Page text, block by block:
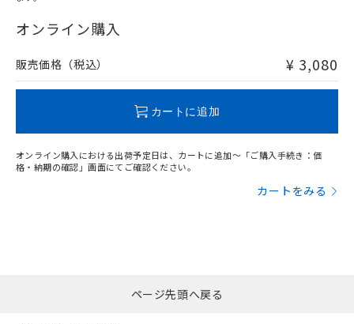
在庫等で未対応品が混在する可能性があります。
問い合わせください。
オンライン購入
販売価格（税込） ¥ 3,080
カートに追加
オンライン購入における出荷予定日は、カートに追加～「ご購入手続き：価
格・納期の確認」画面にてご確認ください。
カートをみる
ページ先頭へ戻る